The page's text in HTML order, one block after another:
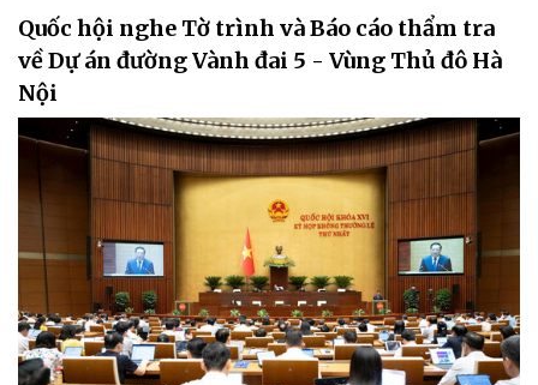
Quốc hội nghe Tờ trình và Báo cáo thẩm tra
về Dự án đường Vành đai 5 - Vùng Thủ đô Hà
Nội